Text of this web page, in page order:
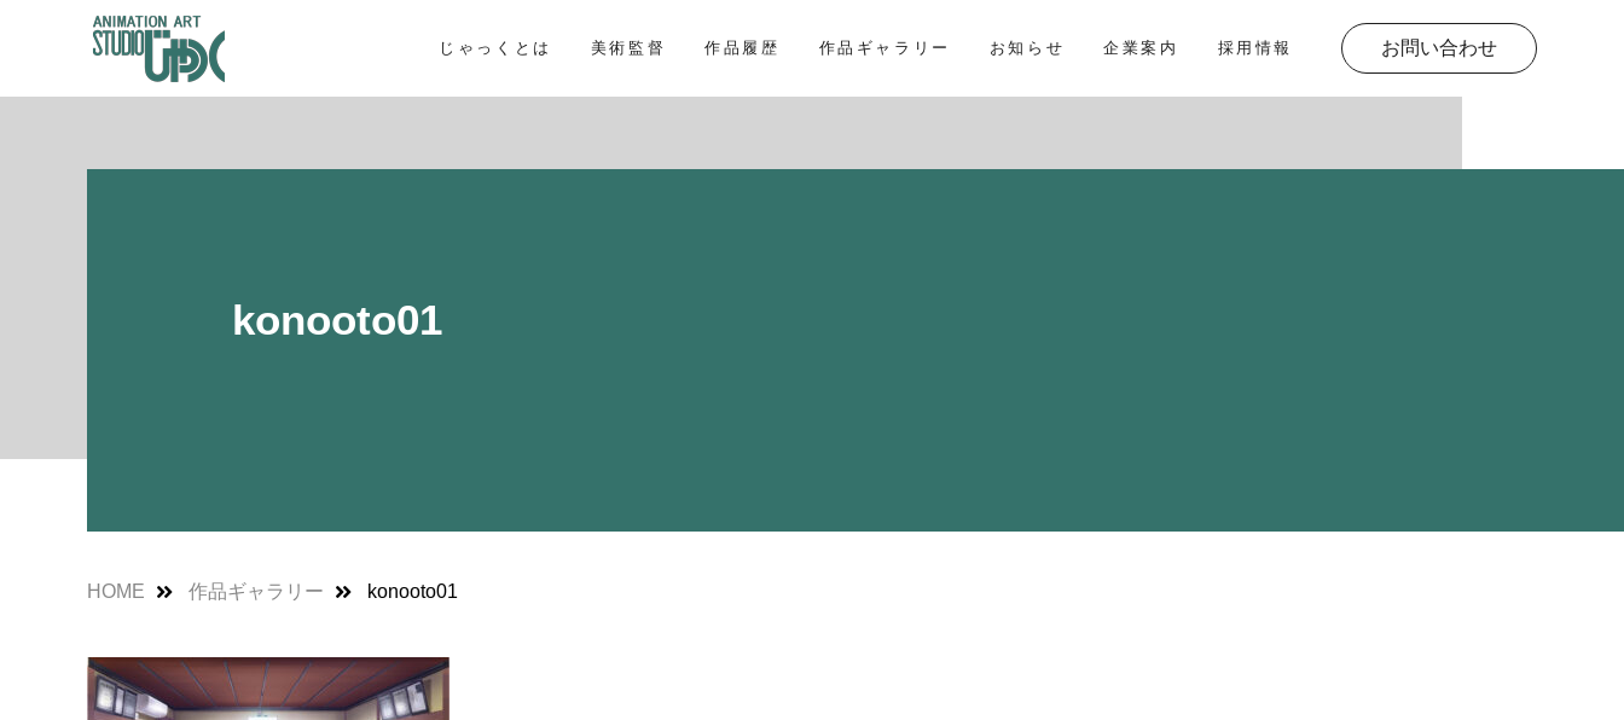
じゃっくとは 美術監督 作品履歴 作品ギャラリー お知らせ 企業案内 採用情報 お問い合わせ
konooto01
HOME 作品ギャラリー konooto01